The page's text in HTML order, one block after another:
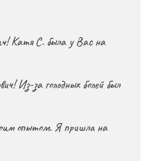
Катя С. была у Вас на
Из-за голодных болей был
опытом. Я пришла на